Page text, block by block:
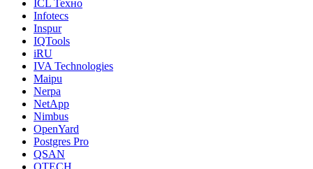
ICL Техно
Infotecs
Inspur
IQTools
iRU
IVA Technologies
Maipu
Nerpa
NetApp
Nimbus
OpenYard
Postgres Pro
QSAN
QTECH